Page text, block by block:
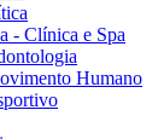
- Clínica e Spa
Humano